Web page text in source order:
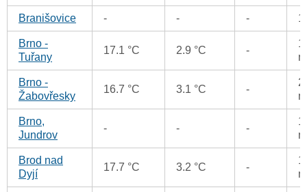
Branišovice - - - 1
Brno -
Tuřany
17.1 °C 2.9 °C -
Brno -
Žabovřesky
16.7 °C 3.1 °C -
Brno,
Jundrov
- - -
Brod nad
Dyjí
17.7 °C 3.2 °C -